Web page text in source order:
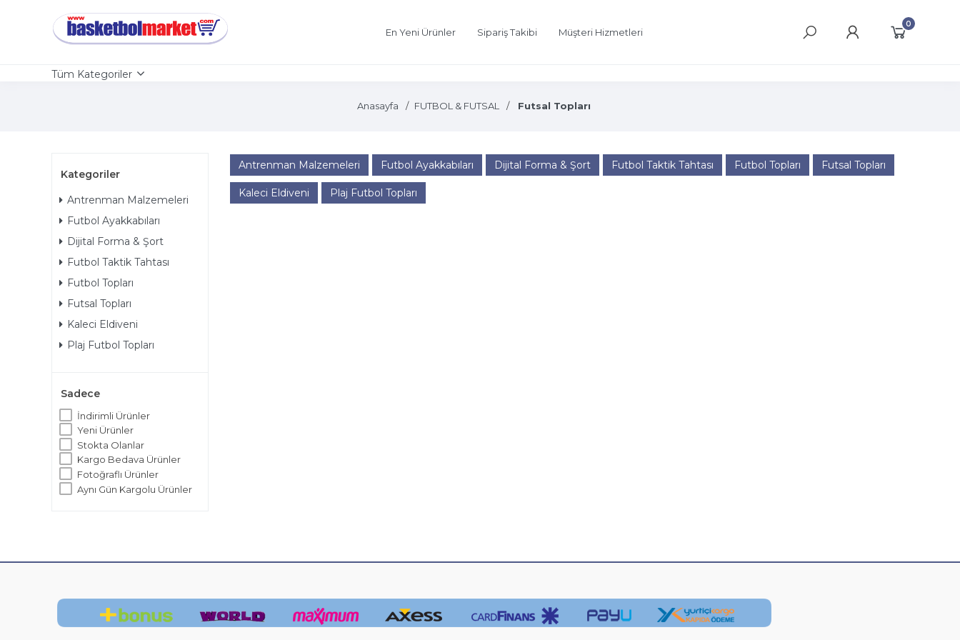
En Yeni Ürünler Sipariş Takibi Müşteri Hizmetleri
0
Tüm Kategoriler
Anasayfa FUTBOL & FUTSAL Futsal Topları
Kategoriler
Antrenman Malzemeleri
Futbol Ayakkabıları
Dijital Forma & Şort
Futbol Taktik Tahtası
Futbol Topları
Futsal Topları
Kaleci Eldiveni
Plaj Futbol Topları
Sadece
İndirimli Ürünler
Yeni Ürünler
Stokta Olanlar
Kargo Bedava Ürünler
Fotoğraflı Ürünler
Aynı Gün Kargolu Ürünler
Antrenman Malzemeleri Futbol Ayakkabıları Dijital Forma & Şort Futbol Taktik Tahtası Futbol Topları Futsal Topları
Kaleci Eldiveni Plaj Futbol Topları